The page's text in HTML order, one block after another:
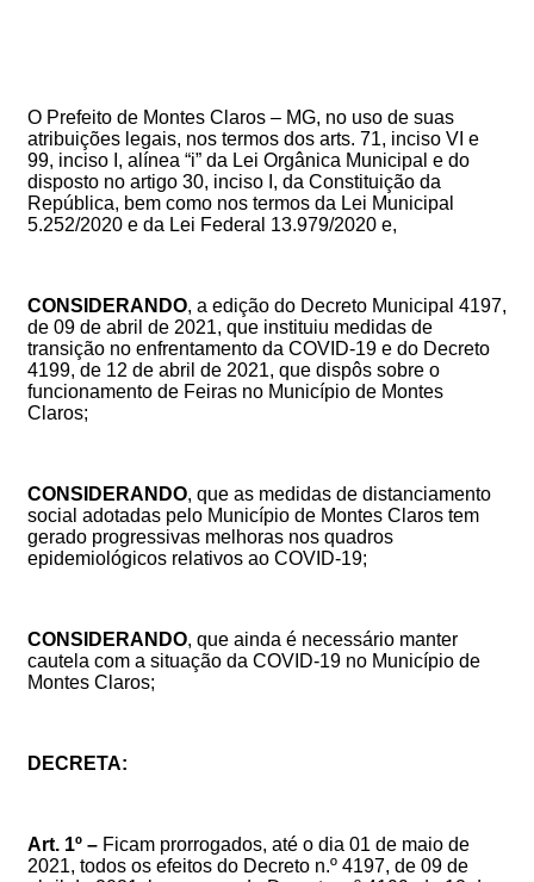
O Prefeito de Montes Claros – MG, no uso de suas
atribuições legais, nos termos dos arts. 71, inciso VI e
99, inciso I, alínea “i” da Lei Orgânica Municipal e do
disposto no artigo 30, inciso I, da Constituição da
República, bem como nos termos da Lei Municipal
5.252/2020 e da Lei Federal 13.979/2020 e,
CONSIDERANDO, a edição do Decreto Municipal 4197,
de 09 de abril de 2021, que instituiu medidas de
transição no enfrentamento da COVID-19 e do Decreto
4199, de 12 de abril de 2021, que dispôs sobre o
funcionamento de Feiras no Município de Montes
Claros;
CONSIDERANDO, que as medidas de distanciamento
social adotadas pelo Município de Montes Claros tem
gerado progressivas melhoras nos quadros
epidemiológicos relativos ao COVID-19;
CONSIDERANDO, que ainda é necessário manter
cautela com a situação da COVID-19 no Município de
Montes Claros;
DECRETA:
Art. 1º – Ficam prorrogados, até o dia 01 de maio de
2021, todos os efeitos do Decreto n.º 4197, de 09 de